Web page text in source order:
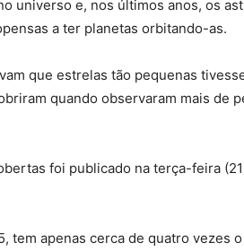
universo e, nos últimos anos, os
a ter planetas orbitando-as.
que estrelas tão pequenas
quando observaram mais de
foi publicado na terça-feira
tem apenas cerca de quatro vezes